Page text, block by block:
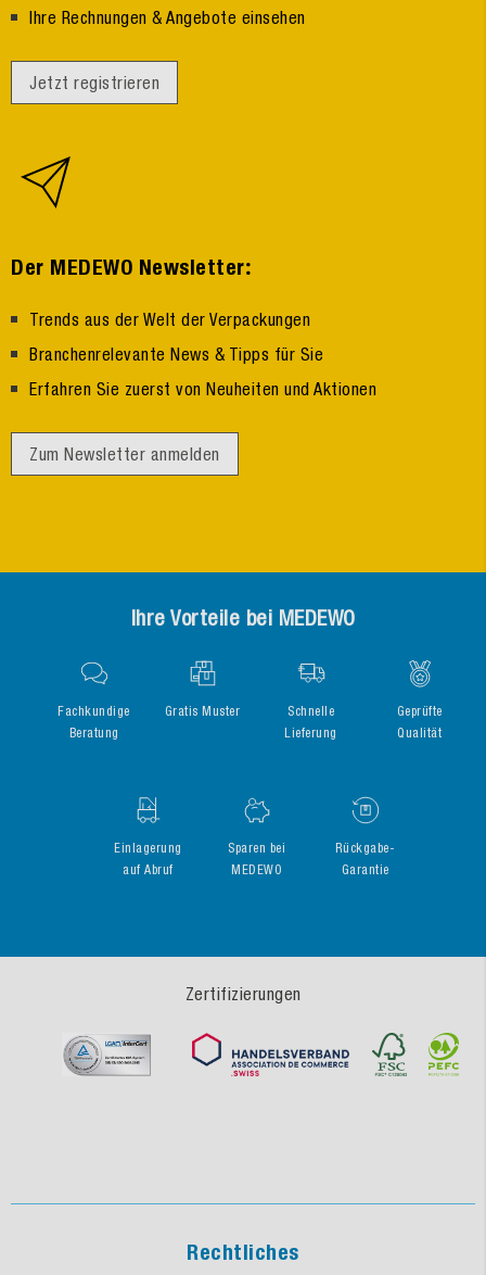
Ihre Rechnungen & Angebote einsehen
Jetzt registrieren
Der MEDEWO Newsletter:
Trends aus der Welt der Verpackungen
Branchenrelevante News & Tipps für Sie
Erfahren Sie zuerst von Neuheiten und Aktionen
Zum Newsletter anmelden
Ihre Vorteile bei MEDEWO
Fachkundige
Beratung
Gratis Muster
Schnelle
Lieferung
Geprüfte
Qualität
Einlagerung
auf Abruf
Sparen bei
MEDEWO
Rückgabe-
Garantie
Zertifizierungen
Rechtliches